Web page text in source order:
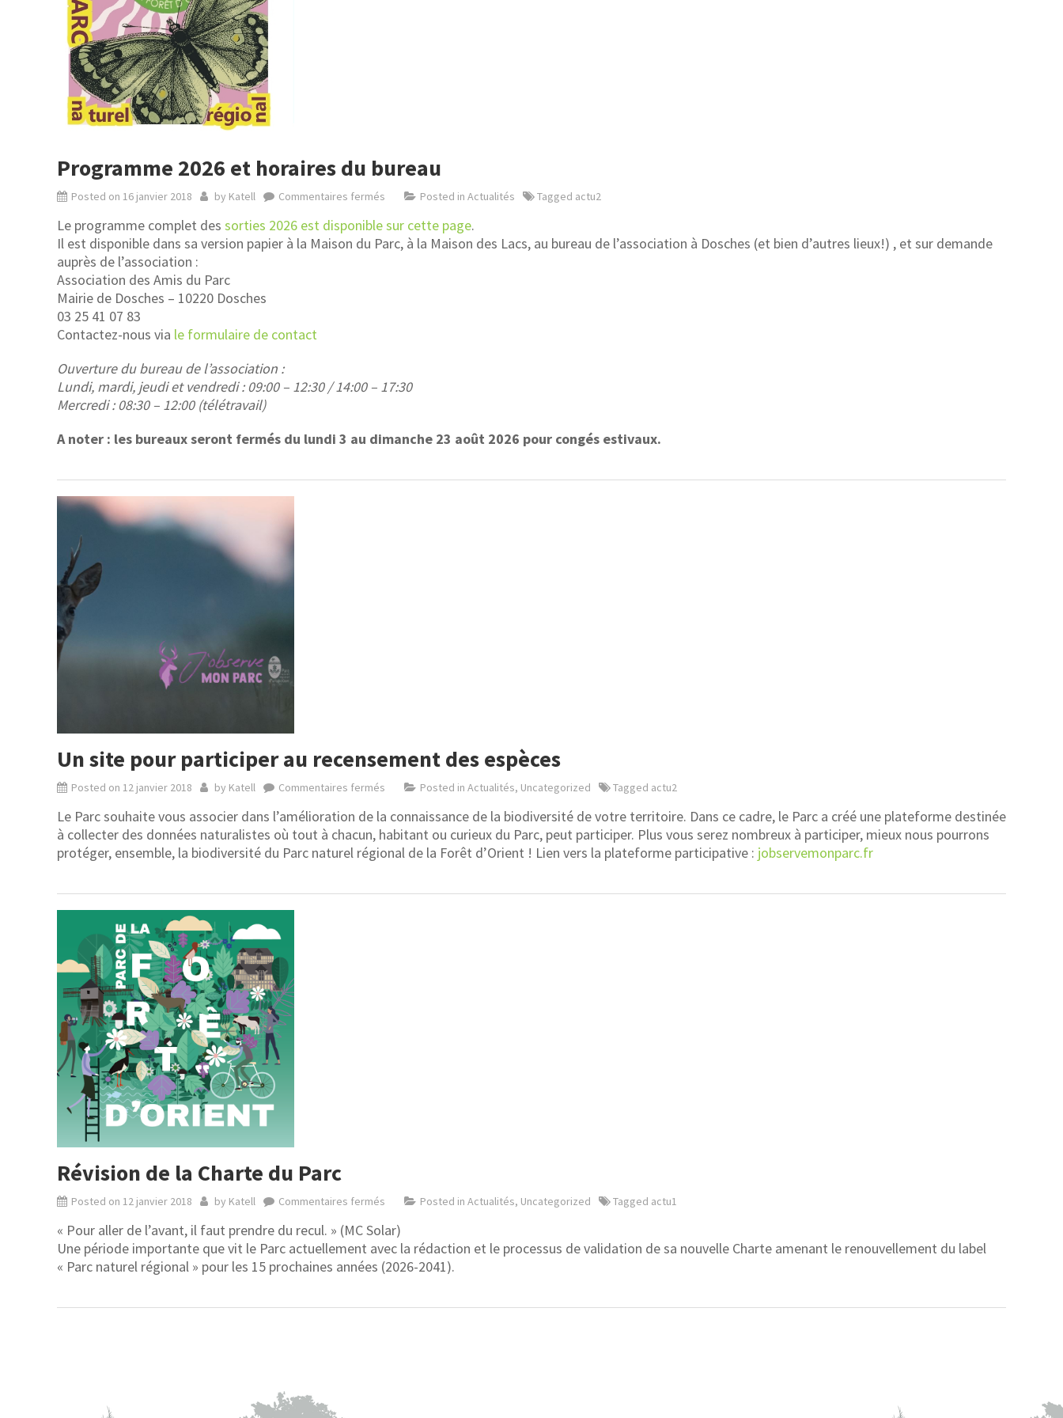
Programme 2026 et horaires du bureau
Posted on 16 janvier 2018 by Katell Commentaires fermés Posted in Actualités Tagged actu2
Le programme complet des sorties 2026 est disponible sur cette page.
Il est disponible dans sa version papier à la Maison du Parc, à la Maison des Lacs, au bureau de l’association à Dosches (et bien d’autres lieux!) , et sur demande
auprès de l’association :
Association des Amis du Parc
Mairie de Dosches – 10220 Dosches
03 25 41 07 83
Contactez-nous via le formulaire de contact
Ouverture du bureau de l’association :
Lundi, mardi, jeudi et vendredi : 09:00 – 12:30 / 14:00 – 17:30
Mercredi : 08:30 – 12:00 (télétravail)
A noter : les bureaux seront fermés du lundi 3 au dimanche 23 août 2026 pour congés estivaux.
Un site pour participer au recensement des espèces
Posted on 12 janvier 2018 by Katell Commentaires fermés Posted in Actualités, Uncategorized Tagged actu2
Le Parc souhaite vous associer dans l’amélioration de la connaissance de la biodiversité de votre territoire. Dans ce cadre, le Parc a créé une plateforme destinée
à collecter des données naturalistes où tout à chacun, habitant ou curieux du Parc, peut participer. Plus vous serez nombreux à participer, mieux nous pourrons
protéger, ensemble, la biodiversité du Parc naturel régional de la Forêt d’Orient ! Lien vers la plateforme participative : jobservemonparc.fr
Révision de la Charte du Parc
Posted on 12 janvier 2018 by Katell Commentaires fermés Posted in Actualités, Uncategorized Tagged actu1
« Pour aller de l’avant, il faut prendre du recul. » (MC Solar)
Une période importante que vit le Parc actuellement avec la rédaction et le processus de validation de sa nouvelle Charte amenant le renouvellement du label
« Parc naturel régional » pour les 15 prochaines années (2026-2041).